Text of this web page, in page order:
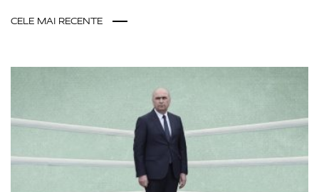
CELE MAI RECENTE